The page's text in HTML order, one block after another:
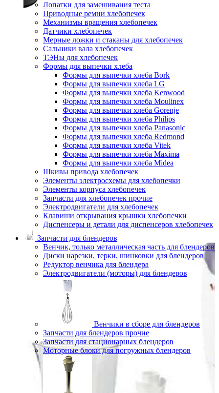
Лопатки для замешивания теста
Приводные ремни хлебопечек
Механизмы вращения хлебопечек
Датчики хлебопечек
Мерные ложки и стаканы для хлебопечек
Сальники вала хлебопечек
ТЭНы для хлебопечек
Формы для выпечки хлеба
Формы для выпечки хлеба Bork
Формы для выпечки хлеба LG
Формы для выпечки хлеба Kenwood
Формы для выпечки хлеба Moulinex
Формы для выпечки хлеба Gorenje
Формы для выпечки хлеба Philips
Формы для выпечки хлеба Panasonic
Формы для выпечки хлеба Redmond
Формы для выпечки хлеба Vitek
Формы для выпечки хлеба Maxima
Формы для выпечки хлеба Midea
Шкивы привода хлебопечек
Элементы электросхемы для хлебопечки
Элементы корпуса хлебопечек
Запчасти для хлебопечек прочие
Электродвигатели для хлебопечек
Клавиши открывания крышки хлебопечки
Диспенсеры и детали для диспенсеров хлебопечек
Запчасти для блендеров
Венчик, только металлическая часть для блендеров
Диски нарезки, терки, шинковки для блендеров
Редуктор венчика для блендера
Электродвигатели (моторы) для блендеров
Венчики в сборе для блендеров
Запчасти для блендеров прочие
Запчасти для стационарных блендеров
Моторные блоки для погружных блендеров